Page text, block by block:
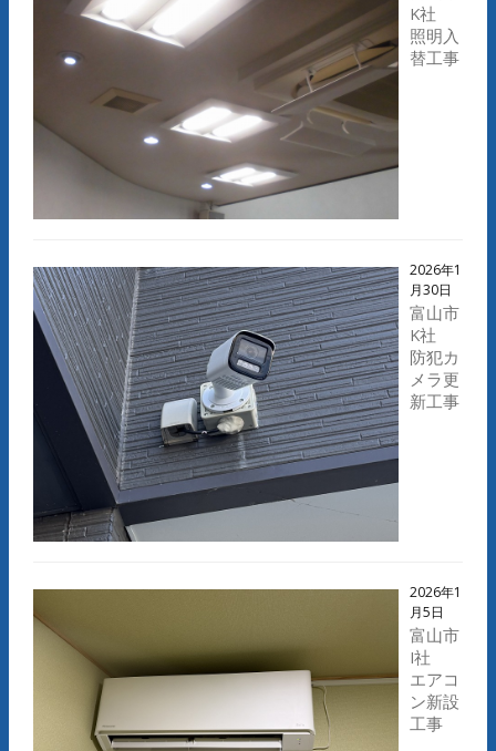
K社
照明入
替工事
2026年1
月30日
富山市
K社
防犯カ
メラ更
新工事
2026年1
月5日
富山市
I社
エアコ
ン新設
工事